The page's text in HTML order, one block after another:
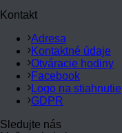
Kontakt
Adresa
Kontaktné údaje
Otváracie hodiny
Facebook
Logo na stiahnutie
GDPR
Sledujte nás